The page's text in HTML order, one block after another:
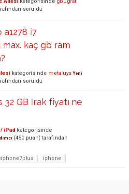
soruldu
i7
max. kaç gb ram
kategorisinde metaluys Yeni
soruldu
32 GB Irak fiyatı ne
iPad kategorisinde
(450 puan) tarafından
iphone